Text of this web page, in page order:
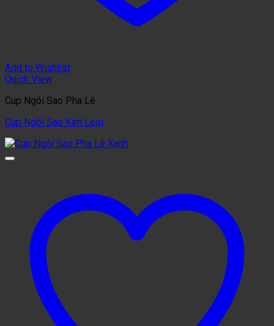
Add to Wishlist
Quick View
Cup Ngôi Sao Pha Lê
Cup Ngôi Sao Kim Loại